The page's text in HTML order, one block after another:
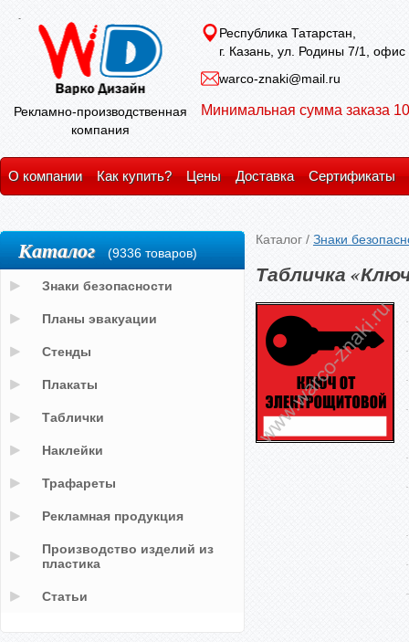
Рекламно-производственная
компания
Республика Татарстан,
г. Казань, ул. Родины 7/1, офис
warco-znaki@mail.ru
Минимальная сумма заказа
О компании Как купить? Цены Доставка Сертификаты
Каталог / Знаки
Табличка
Каталог (9336 товаров)
Знаки безопасности
Планы эвакуации
Стенды
Плакаты
Таблички
Наклейки
Трафареты
Рекламная продукция
Производство изделий из
пластика
Статьи